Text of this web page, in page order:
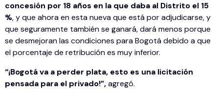
concesión por 18 años en la que daba al Distrito el 15
%, y que ahora en esta nueva que está por adjudicarse, y
que seguramente también se ganará, dará menos porque
se desmejoran las condiciones para Bogotá debido a que
el porcentaje de retribución es muy inferior.
“¡Bogotá va a perder plata, esto es una licitación
pensada para el privado!”,agregó.